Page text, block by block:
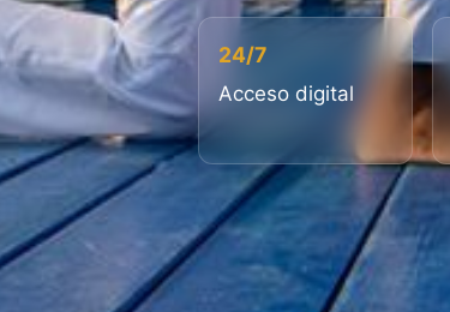
24/7
Acceso digital